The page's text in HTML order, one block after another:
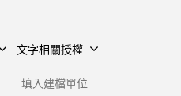
文字相關授權
建檔單位